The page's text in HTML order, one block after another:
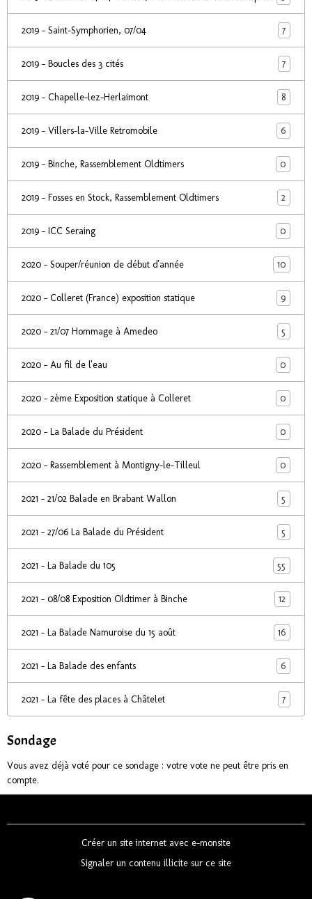
2019 - Saint-Symphorien, 07/04 7
2019 - Boucles des 3 cités 7
2019 - Chapelle-lez-Herlaimont 8
2019 - Villers-la-Ville Retromobile 6
2019 - Binche, Rassemblement Oldtimers 0
2019 - Fosses en Stock, Rassemblement Oldtimers 2
2019 - ICC Seraing 0
2020 - Souper/réunion de début d'année 10
2020 - Colleret (France) exposition statique 9
2020 - 21/07 Hommage à Amedeo 5
2020 - Au fil de l'eau 0
2020 - 2ème Exposition statique à Colleret 0
2020 - La Balade du Président 0
2020 - Rassemblement à Montigny-le-Tilleul 0
2021 - 21/02 Balade en Brabant Wallon 5
2021 - 27/06 La Balade du Président 5
2021 - La Balade du 105 55
2021 - 08/08 Exposition Oldtimer à Binche 12
2021 - La Balade Namuroise du 15 août 16
2021 - La Balade des enfants 6
2021 - La fête des places à Châtelet 7
Sondage
Vous avez déjà voté pour ce sondage : votre vote ne peut être pris en
compte.
Créer un site internet avec e-monsite
Signaler un contenu illicite sur ce site